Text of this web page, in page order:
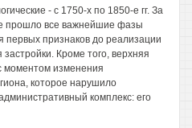
- с 1750-х по 1850-е гг. За
прошло все важнейшие фазы
первых признаков до реализации
Кроме того, верхняя
моментом изменения
которое нарушило
комплекс: его